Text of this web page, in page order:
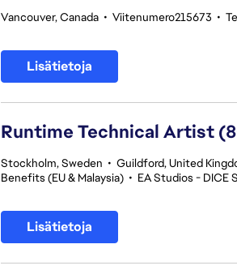
Vancouver, Canada • Viitenumero215673 •
Lisätietoja
Runtime Technical Artist
Stockholm, Sweden • Guildford, United
Benefits (EU & Malaysia) • EA Studios - DICE
Lisätietoja